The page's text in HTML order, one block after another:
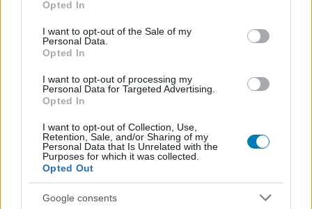
use your data for below specified purposes in below Google
consent section.
Opted In
I want to opt-out of the Sale of my
Personal Data.
Opted In
I want to opt-out of processing my
Personal Data for Targeted Advertising.
Opted In
I want to opt-out of Collection, Use,
Retention, Sale, and/or Sharing of my
Personal Data that Is Unrelated with the
Purposes for which it was collected.
Opted Out
Google consents
Hozzászólások
Az megvan, hogy Andy Warhol